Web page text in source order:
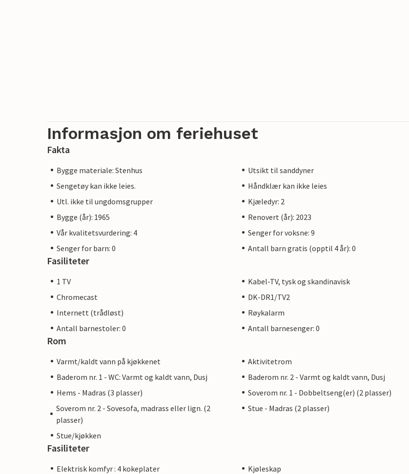
Informasjon om feriehuset
Fakta
Bygge materiale: Stenhus
Utsikt til sanddyner
Sengetøy kan ikke leies.
Håndklær kan ikke leies
Utl. ikke til ungdomsgrupper
Kjæledyr: 2
Bygge (år): 1965
Renovert (år): 2023
Vår kvalitetsvurdering: 4
Senger for voksne: 9
Senger for barn: 0
Antall barn gratis (opptil 4 år): 0
Fasiliteter
1 TV
Kabel-TV, tysk og skandinavisk
Chromecast
DK-DR1/TV2
Internett (trådløst)
Røykalarm
Antall barnestoler: 0
Antall barnesenger: 0
Rom
Varmt/kaldt vann på kjøkkenet
Aktivitetrom
Baderom nr. 1 - WC: Varmt og kaldt vann, Dusj
Baderom nr. 2 - Varmt og kaldt vann, Dusj
Hems - Madras (3 plasser)
Soverom nr. 1 - Dobbeltseng(er) (2 plasser)
Soverom nr. 2 - Sovesofa, madrass eller lign. (2
plasser)
Stue - Madras (2 plasser)
Stue/kjøkken
Fasiliteter
Elektrisk komfyr : 4 kokeplater
Kjøleskap